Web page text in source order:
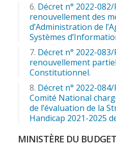
Décret n° 2022-
renouvellement des
d’Administration de
Systèmes
Décret n° 2022-
renouvellement
Constitutionnel.
Décret n° 2022-
Comité National
de l’évaluation de la
Handicap 2021-2025
MINISTÈRE DU BUDGET